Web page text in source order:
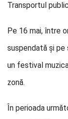
Transportul
Pe 16 mai, între
suspendată și pe
un festival
zonă.
În perioada